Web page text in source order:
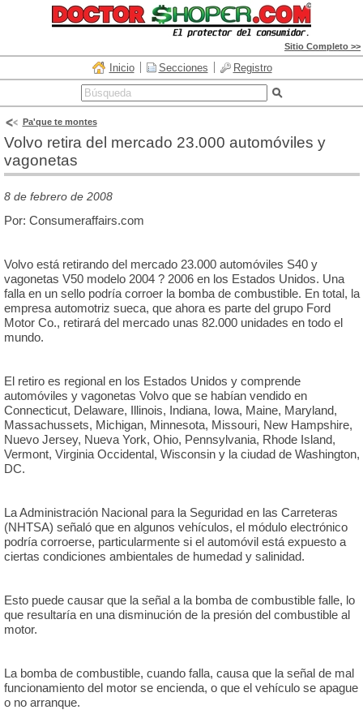
Sitio Completo >>
Inicio Secciones Registro
Pa'que te montes
Volvo retira del mercado 23.000 automóviles y
vagonetas
8 de febrero de 2008
Por: Consumeraffairs.com
Volvo está retirando del mercado 23.000 automóviles S40 y
vagonetas V50 modelo 2004 ? 2006 en los Estados Unidos. Una
falla en un sello podría corroer la bomba de combustible. En total, la
empresa automotriz sueca, que ahora es parte del grupo Ford
Motor Co., retirará del mercado unas 82.000 unidades en todo el
mundo.
El retiro es regional en los Estados Unidos y comprende
automóviles y vagonetas Volvo que se habían vendido en
Connecticut, Delaware, Illinois, Indiana, Iowa, Maine, Maryland,
Massachussets, Michigan, Minnesota, Missouri, New Hampshire,
Nuevo Jersey, Nueva York, Ohio, Pennsylvania, Rhode Island,
Vermont, Virginia Occidental, Wisconsin y la ciudad de Washington,
DC.
La Administración Nacional para la Seguridad en las Carreteras
(NHTSA) señaló que en algunos vehículos, el módulo electrónico
podría corroerse, particularmente si el automóvil está expuesto a
ciertas condiciones ambientales de humedad y salinidad.
Esto puede causar que la señal a la bomba de combustible falle, lo
que resultaría en una disminución de la presión del combustible al
motor.
La bomba de combustible, cuando falla, causa que la señal de mal
funcionamiento del motor se encienda, o que el vehículo se apague
o no arranque.